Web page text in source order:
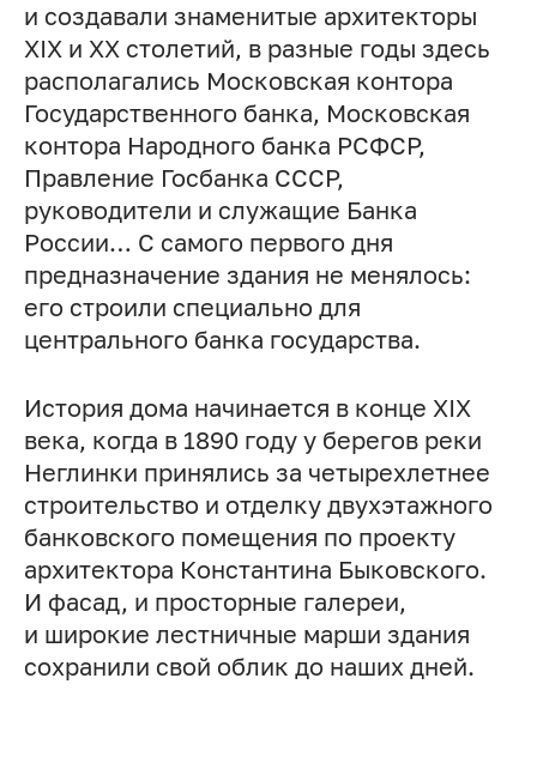
и создавали знаменитые архитекторы
XIX и XX столетий, в разные годы здесь
располагались Московская контора
Государственного банка, Московская
контора Народного банка РСФСР,
Правление Госбанка СССР,
руководители и служащие Банка
России… С самого первого дня
предназначение здания не менялось:
его строили специально для
центрального банка государства.
История дома начинается в конце XIX
века, когда в 1890 году у берегов реки
Неглинки принялись за четырехлетнее
строительство и отделку двухэтажного
банковского помещения по проекту
архитектора Константина Быковского.
И фасад, и просторные галереи,
и широкие лестничные марши здания
сохранили свой облик до наших дней.